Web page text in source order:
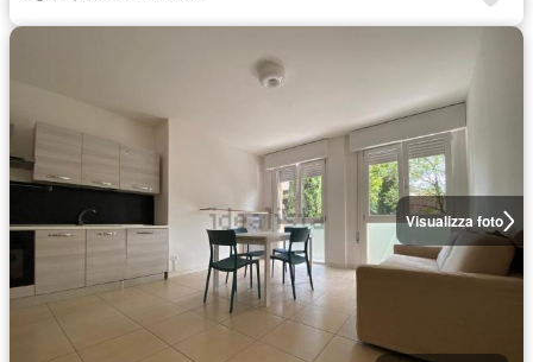
Visualizza foto